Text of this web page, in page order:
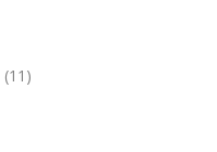
(11)